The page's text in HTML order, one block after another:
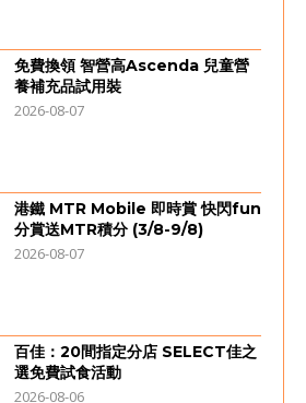
免費換領 智營高Ascenda 兒童營
養補充品試用裝
2026-08-07
港鐵 MTR Mobile 即時賞 快閃fun
分賞送MTR積分 (3/8-9/8)
2026-08-07
百佳：20間指定分店 SELECT佳之
選免費試食活動
2026-08-06